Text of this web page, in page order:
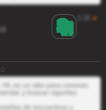
★
es un sitio para conocer,
y buscar reportes
de encuentros y